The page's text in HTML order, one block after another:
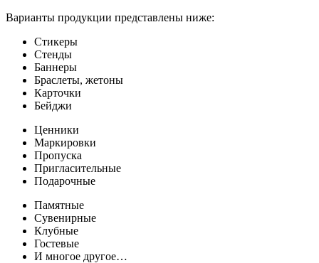
Варианты продукции представлены ниже:
Стикеры
Стенды
Баннеры
Браслеты, жетоны
Карточки
Бейджи
Ценники
Маркировки
Пропуска
Пригласительные
Подарочные
Памятные
Сувенирные
Клубные
Гостевые
И многое другое…